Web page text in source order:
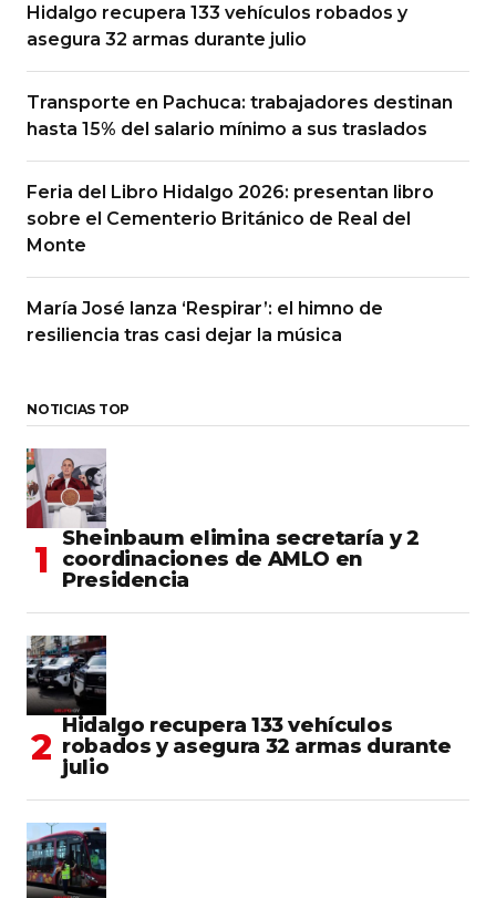
Hidalgo recupera 133 vehículos robados y
asegura 32 armas durante julio
Transporte en Pachuca: trabajadores destinan
hasta 15% del salario mínimo a sus traslados
Feria del Libro Hidalgo 2026: presentan libro
sobre el Cementerio Británico de Real del
Monte
María José lanza ‘Respirar’: el himno de
resiliencia tras casi dejar la música
NOTICIAS TOP
Sheinbaum elimina secretaría y 2
coordinaciones de AMLO en
Presidencia
Hidalgo recupera 133 vehículos
robados y asegura 32 armas durante
julio